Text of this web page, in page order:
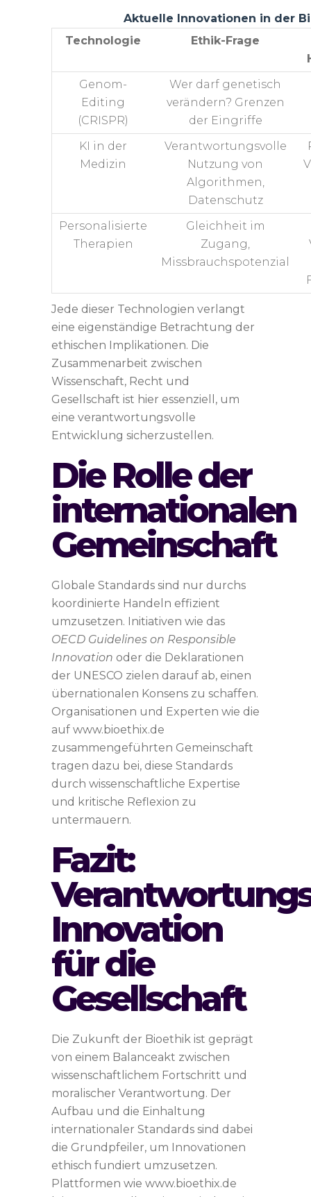
Aktuelle Innovationen in der
Technologie
Ethik-Frage
Genom-
Editing
(CRISPR)
Wer darf genetisch
verändern? Grenzen
der Eingriffe
KI in der
Medizin
Verantwortungsvolle
Nutzung von
Algorithmen,
Datenschutz
Personalisierte
Therapien
Gleichheit im
Zugang,
Missbrauchspotenzial
Jede dieser Technologien verlangt
eine eigenständige Betrachtung der
ethischen Implikationen. Die
Zusammenarbeit zwischen
Wissenschaft, Recht und
Gesellschaft ist hier essenziell, um
eine verantwortungsvolle
Entwicklung sicherzustellen.
Die Rolle der
internationalen
Gemeinschaft
Globale Standards sind nur durchs
koordinierte Handeln effizient
umzusetzen. Initiativen wie das
OECD Guidelines on Responsible
Innovation oder die Deklarationen
der UNESCO zielen darauf ab, einen
übernationalen Konsens zu schaffen.
Organisationen und Experten wie die
auf www.bioethix.de
zusammengeführten Gemeinschaft
tragen dazu bei, diese Standards
durch wissenschaftliche Expertise
und kritische Reflexion zu
untermauern.
Fazit:
Innovation
für die
Gesellschaft
Die Zukunft der Bioethik ist geprägt
von einem Balanceakt zwischen
wissenschaftlichem Fortschritt und
moralischer Verantwortung. Der
Aufbau und die Einhaltung
internationaler Standards sind dabei
die Grundpfeiler, um Innovationen
ethisch fundiert umzusetzen.
Plattformen wie www.bioethix.de